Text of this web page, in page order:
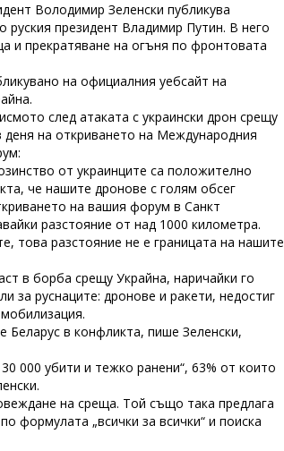
Володимир Зеленски публикува
руския президент Владимир Путин. В него
и прекратяване на огъня по фронтовата
на официалния уебсайт на
след атаката с украински дрон срещу
деня на откриването на Международния
от украинците са положително
че нашите дронове с голям обсег
на вашия форум в Санкт
разстояние от над 1000 километра.
това разстояние не е границата на нашите
в борба срещу Украйна, наричайки го
за руснаците: дронове и ракети, недостиг
в конфликта, пише Зеленски,
000 убити и тежко ранени“, 63% от които
на среща. Той също така предлага
формулата „всички за всички“ и поиска